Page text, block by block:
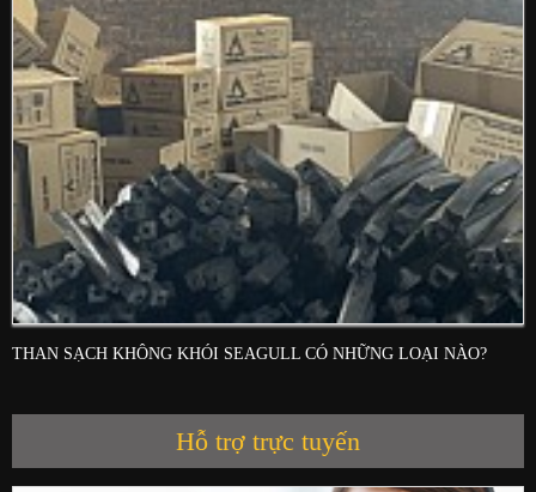
THAN SẠCH KHÔNG KHÓI SEAGULL CÓ NHỮNG LOẠI NÀO?
Hỗ trợ trực tuyến